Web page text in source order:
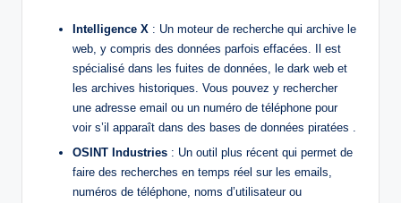
Intelligence X : Un moteur de recherche qui archive le
web, y compris des données parfois effacées. Il est
spécialisé dans les fuites de données, le dark web et
les archives historiques. Vous pouvez y rechercher
une adresse email ou un numéro de téléphone pour
voir s’il apparaît dans des bases de données piratées .
OSINT Industries : Un outil plus récent qui permet de
faire des recherches en temps réel sur les emails,
numéros de téléphone, noms d’utilisateur ou